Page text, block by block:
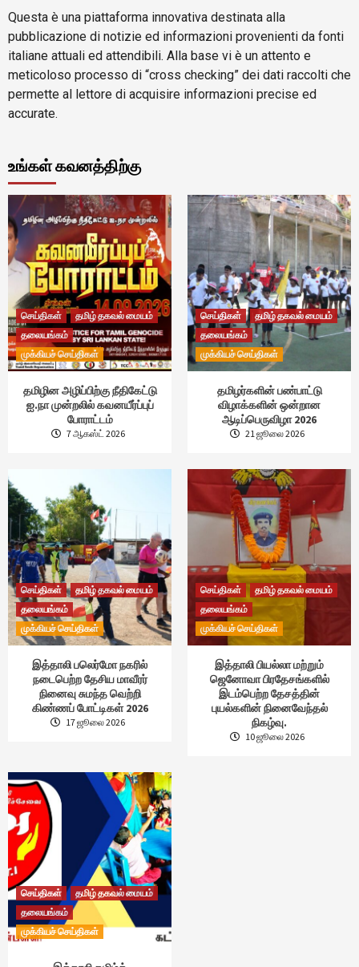
Questa è una piattaforma innovativa destinata alla
pubblicazione di notizie ed informazioni provenienti da fonti
italiane attuali ed attendibili. Alla base vi è un attento e
meticoloso processo di “cross checking” dei dati raccolti che
permette al lettore di acquisire informazioni precise ed
accurate.
உங்கள் கவனத்திற்கு
செய்திகள்
தமிழ் தகவல் மையம்
தலையங்கம்
முக்கியச் செய்திகள்
தமிழின அழிப்பிற்கு நீதிகேட்டு
ஐ.நா முன்றலில் கவனயீர்ப்புப்
போராட்டம்
7 ஆகஸ்ட் 2026
செய்திகள்
தமிழ் தகவல் மையம்
தலையங்கம்
முக்கியச் செய்திகள்
தமிழர்களின் பண்பாட்டு
விழாக்களின் ஒன்றான
ஆடிப்பெருவிழா 2026
21 ஜூலை 2026
செய்திகள்
தமிழ் தகவல் மையம்
தலையங்கம்
முக்கியச் செய்திகள்
இத்தாலி பலெர்மோ நகரில்
நடைபெற்ற தேசிய மாவீரர்
நினைவு சுமந்த வெற்றி
கிண்ணப் போட்டிகள் 2026
17 ஜூலை 2026
செய்திகள்
தமிழ் தகவல் மையம்
தலையங்கம்
முக்கியச் செய்திகள்
இத்தாலி பியல்லா மற்றும்
ஜெனோவா பிரதேசங்களில்
இடம்பெற்ற தேசத்தின்
புயல்களின் நினைவேந்தல்
நிகழ்வு.
10 ஜூலை 2026
செய்திகள்
தமிழ் தகவல் மையம்
தலையங்கம்
முக்கியச் செய்திகள்